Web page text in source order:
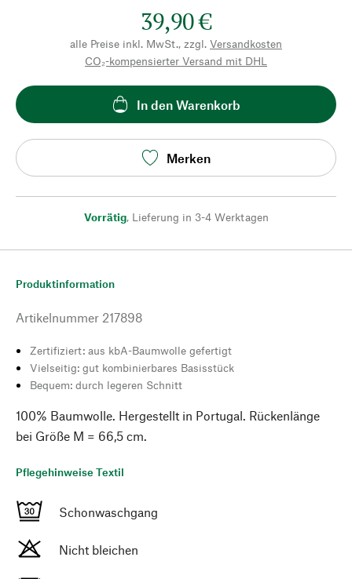
39,90 €
alle Preise inkl. MwSt., zzgl. Versandkosten
CO₂-kompensierter Versand mit DHL
In den Warenkorb
Merken
Vorrätig, Lieferung in 3-4 Werktagen
Produktinformation
Artikelnummer 217898
Zertifiziert: aus kbA-Baumwolle gefertigt
Vielseitig: gut kombinierbares Basisstück
Bequem: durch legeren Schnitt
100% Baumwolle. Hergestellt in Portugal. Rückenlänge
bei Größe M = 66,5 cm.
Pflegehinweise Textil
Schonwaschgang
Nicht bleichen